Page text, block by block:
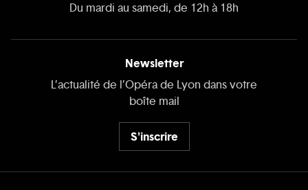
Du mardi au samedi, de 12h à 18h
Newsletter
L’actualité de l’Opéra de Lyon dans votre
boîte mail
S'inscrire